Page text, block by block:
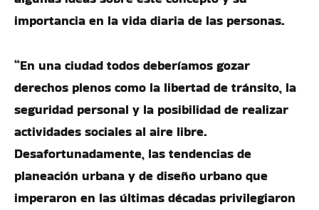
importancia en la vida diaria de las personas.
“En una ciudad todos deberíamos gozar
derechos plenos como la libertad de tránsito, la
seguridad personal y la posibilidad de realizar
actividades sociales al aire libre.
Desafortunadamente, las tendencias de
planeación urbana y de diseño urbano que
imperaron en las últimas décadas privilegiaron